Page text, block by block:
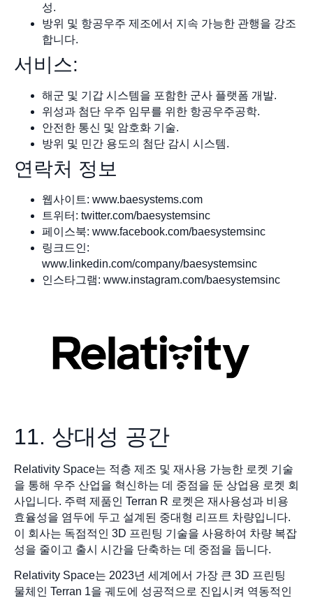
성.
방위 및 항공우주 제조에서 지속 가능한 관행을 강조
합니다.
서비스:
해군 및 기갑 시스템을 포함한 군사 플랫폼 개발.
위성과 첨단 우주 임무를 위한 항공우주공학.
안전한 통신 및 암호화 기술.
방위 및 민간 용도의 첨단 감시 시스템.
연락처 정보
웹사이트: www.baesystems.com
트위터: twitter.com/baesystemsinc
페이스북: www.facebook.com/baesystemsinc
링크드인:
www.linkedin.com/company/baesystemsinc
인스타그램: www.instagram.com/baesystemsinc
11. 상대성 공간
Relativity Space는 적층 제조 및 재사용 가능한 로켓 기술
을 통해 우주 산업을 혁신하는 데 중점을 둔 상업용 로켓 회
사입니다. 주력 제품인 Terran R 로켓은 재사용성과 비용
효율성을 염두에 두고 설계된 중대형 리프트 차량입니다.
이 회사는 독점적인 3D 프린팅 기술을 사용하여 차량 복잡
성을 줄이고 출시 시간을 단축하는 데 중점을 둡니다.
Relativity Space는 2023년 세계에서 가장 큰 3D 프린팅
물체인 Terran 1을 궤도에 성공적으로 진입시켜 역동적인